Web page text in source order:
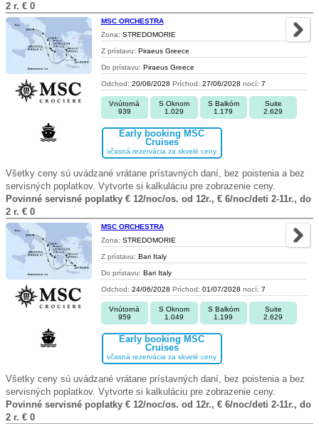
2 r. € 0
MSC ORCHESTRA
Zona: STREDOMORIE
Z prístavu: Piraeus Greece
Do prístavu: Piraeus Greece
Odchod: 20/06/2028 Príchod: 27/06/2028 nocí: 7
Vnútorná
939
S Oknom
1.029
S Balkóm
1.179
Suite
2.629
Early booking MSC
Cruises
včasná rezervácia za skvelé ceny
Všetky ceny sú uvádzané vrátane prístavných daní, bez poistenia a bez
servisných poplatkov. Vytvorte si kalkuláciu pre zobrazenie ceny.
Povinné servisné poplatky € 12/noc/os. od 12r., € 6/noc/deti 2-11r., do
2 r. € 0
MSC ORCHESTRA
Zona: STREDOMORIE
Z prístavu: Bari Italy
Do prístavu: Bari Italy
Odchod: 24/06/2028 Príchod: 01/07/2028 nocí: 7
Vnútorná
959
S Oknom
1.049
S Balkóm
1.199
Suite
2.629
Early booking MSC
Cruises
včasná rezervácia za skvelé ceny
Všetky ceny sú uvádzané vrátane prístavných daní, bez poistenia a bez
servisných poplatkov. Vytvorte si kalkuláciu pre zobrazenie ceny.
Povinné servisné poplatky € 12/noc/os. od 12r., € 6/noc/deti 2-11r., do
2 r. € 0